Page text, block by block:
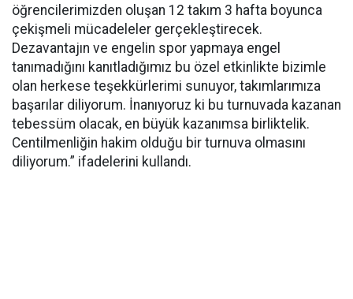
öğrencilerimizden oluşan 12 takım 3 hafta boyunca
çekişmeli mücadeleler gerçekleştirecek.
Dezavantajın ve engelin spor yapmaya engel
tanımadığını kanıtladığımız bu özel etkinlikte bizimle
olan herkese teşekkürlerimi sunuyor, takımlarımıza
başarılar diliyorum. İnanıyoruz ki bu turnuvada kazanan
tebessüm olacak, en büyük kazanımsa birliktelik.
Centilmenliğin hakim olduğu bir turnuva olmasını
diliyorum.” ifadelerini kullandı.